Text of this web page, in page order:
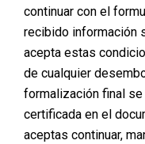
Posted
continuar con el
recibido información
acepta estas
de cualquier
formalización final
certificada en el
aceptas continuar,